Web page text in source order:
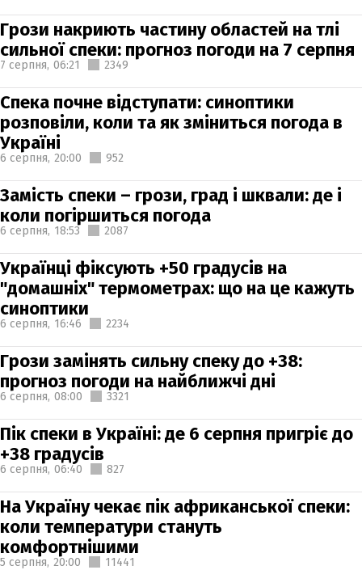
Грози накриють частину областей на тлі
сильної спеки: прогноз погоди на 7 серпня
7 серпня, 06:21 2349
Спека почне відступати: синоптики
розповіли, коли та як зміниться погода в
Україні
6 серпня, 20:00 952
Замість спеки – грози, град і шквали: де і
коли погіршиться погода
6 серпня, 18:53 2087
Українці фіксують +50 градусів на
"домашніх" термометрах: що на це кажуть
синоптики
6 серпня, 16:46 2234
Грози замінять сильну спеку до +38:
прогноз погоди на найближчі дні
6 серпня, 08:00 3321
Пік спеки в Україні: де 6 серпня пригріє до
+38 градусів
6 серпня, 06:40 827
На Україну чекає пік африканської спеки:
коли температури стануть
комфортнішими
5 серпня, 20:00 11441